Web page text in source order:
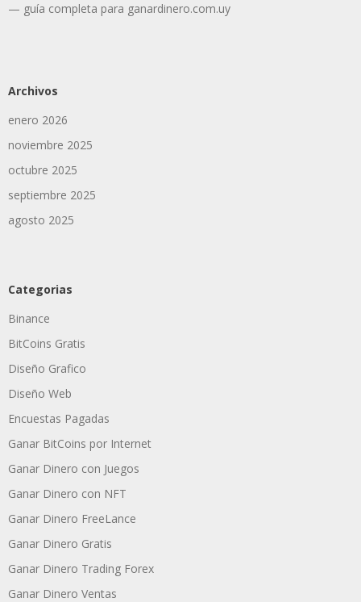
— guía completa para ganardinero.com.uy
Archivos
enero 2026
noviembre 2025
octubre 2025
septiembre 2025
agosto 2025
Categorias
Binance
BitCoins Gratis
Diseño Grafico
Diseño Web
Encuestas Pagadas
Ganar BitCoins por Internet
Ganar Dinero con Juegos
Ganar Dinero con NFT
Ganar Dinero FreeLance
Ganar Dinero Gratis
Ganar Dinero Trading Forex
Ganar Dinero Ventas